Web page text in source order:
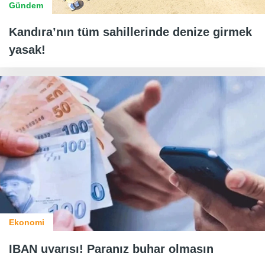
Gündem
Kandıra’nın tüm sahillerinde denize girmek
yasak!
Ekonomi
IBAN uyarısı! Paranız buhar olmasın